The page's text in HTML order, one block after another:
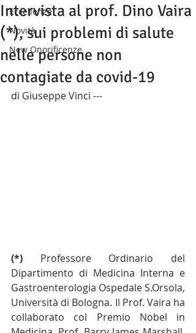
Eccellenze
Novità
New Onorificenze
Intervista al prof. Dino Vaira
(*), sui problemi di salute
nelle persone non
contagiate da covid-19
di Giuseppe Vinci ---
(*) Professore Ordinario del
Dipartimento di Medicina Interna e
Gastroenterologia Ospedale S.Orsola,
Università di Bologna. Il Prof. Vaira ha
collaborato col Premio Nobel in